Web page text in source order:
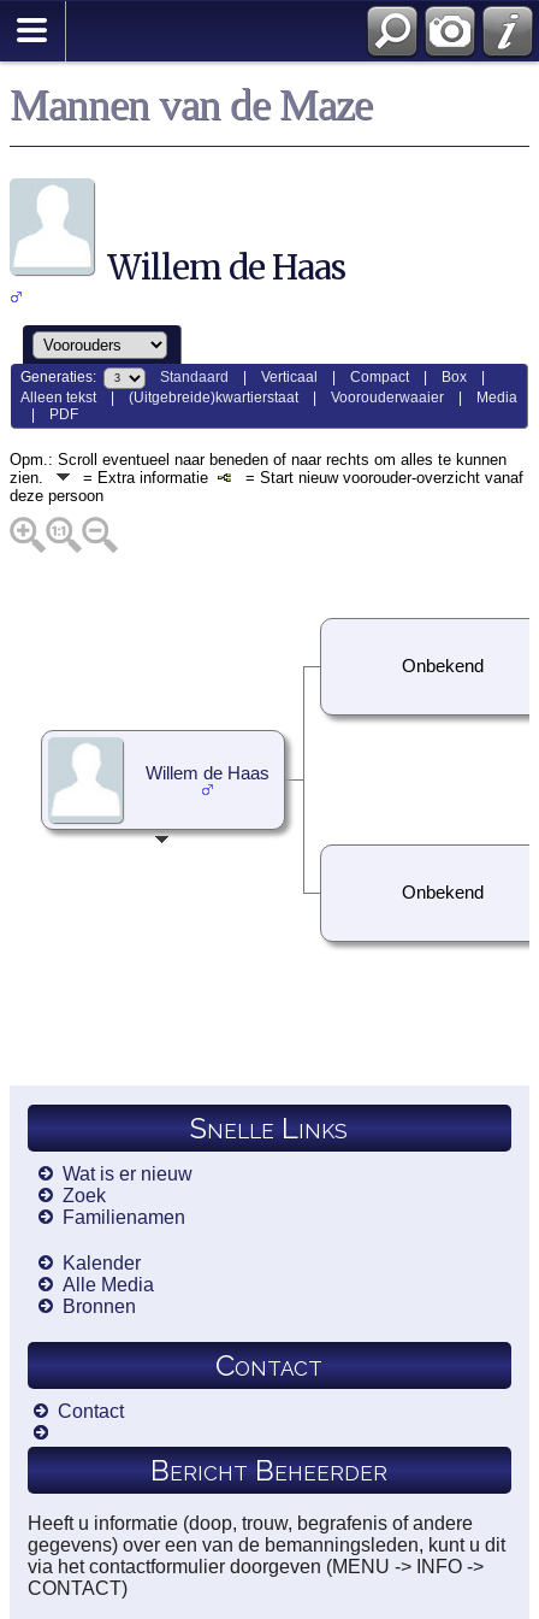
Mannen van de Maze
Willem de Haas
Generaties: Standaard |Verticaal |Compact| Box
Alleen tekst|(Uitgebreide)kwartierstaat|Voorouderwaaier
Media
PDF
Opm.: Scroll eventueel naar beneden of naar rechts om alles te kunnen
zien.
= Extra informatie
= Start nieuw voorouder-overzicht vanaf
deze persoon
Willem de Haas
Onbekend
Onbekend
Snelle Links
Wat is er nieuw
Zoek
Familienamen
Kalender
Alle Media
Bronnen
Contact
Contact
Bericht Beheerder
Heeft u informatie (doop, trouw, begrafenis of andere
gegevens) over een van de bemanningsleden, kunt u dit
via het contactformulier doorgeven (MENU -> INFO ->
CONTACT)